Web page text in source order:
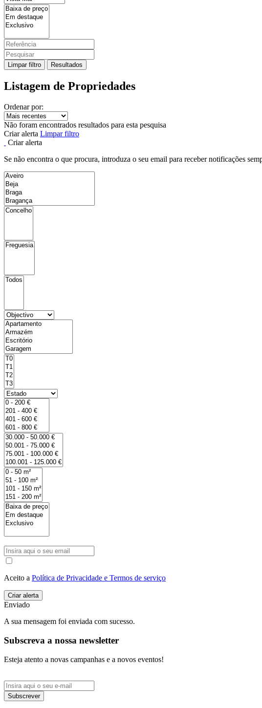
Limpar filtro Resultados
Listagem de Propriedades
Ordenar por:
Não foram encontrados resultados para esta pesquisa
Criar alerta Limpar filtro
Criar alerta
Se não encontra o que procura, introduza o seu email para receber notificações
Aceito a Política de Privacidade e Termos de serviço
Enviado
A sua mensagem foi enviada com sucesso.
Subscreva a nossa newsletter
Esteja atento a novas campanhas e a novos eventos!